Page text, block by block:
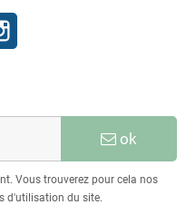
ok
Vous trouverez pour cela nos
d'utilisation du site.